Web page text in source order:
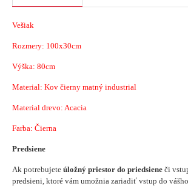
Vešiak
Rozmery: 100x30cm
Výška: 80cm
Material: Kov čierny matný industrial
Material drevo: Acacia
Farba: Čierna
Predsiene
Ak potrebujete úložný priestor do priedsiene či
predsieni, ktoré vám umožnia zariadiť vstup do